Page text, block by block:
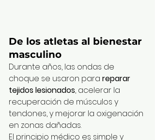
De los atletas al bienestar
masculino
Durante años, las ondas de
choque se usaron para reparar
tejidos lesionados, acelerar la
recuperación de músculos y
tendones, y mejorar la oxigenación
en zonas dañadas.
El principio médico es simple y